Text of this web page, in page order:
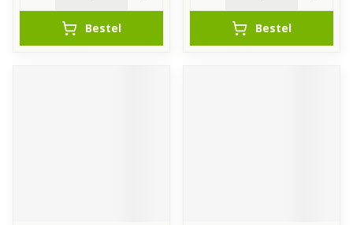
Bestel Bestel